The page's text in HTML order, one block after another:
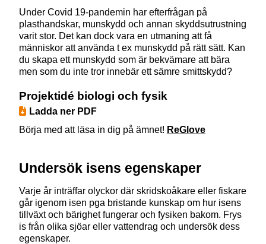
Under Covid 19-pandemin har efterfrågan på
plasthandskar, munskydd och annan skyddsutrustning
varit stor. Det kan dock vara en utmaning att få
människor att använda t ex munskydd på rätt sätt. Kan
du skapa ett munskydd som är bekvämare att bära
men som du inte tror innebär ett sämre smittskydd?
Projektidé biologi och fysik
Ladda ner PDF
Börja med att läsa in dig på ämnet! ReGlove
Undersök isens egenskaper
Varje år inträffar olyckor där skridskoåkare eller fiskare
går igenom isen pga bristande kunskap om hur isens
tillväxt och bärighet fungerar och fysiken bakom. Frys
is från olika sjöar eller vattendrag och undersök dess
egenskaper.